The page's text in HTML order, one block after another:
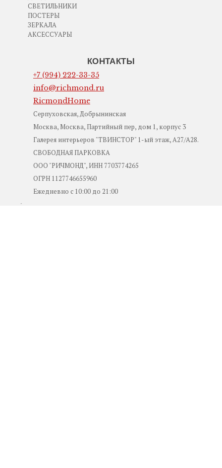
СВЕТИЛЬНИКИ
ПОСТЕРЫ
ЗЕРКАЛА
АКСЕССУАРЫ
КОНТАКТЫ
+7 (994) 222-33-35
info@richmond.ru
RicmondHome
Серпуховская, Добрынинская
Москва, Москва, Партийный пер, дом 1, корпус 3
Галерея интерьеров "ТВИНСТОР" 1-ый этаж, А27/А28.
СВОБОДНАЯ ПАРКОВКА
ООО "РИЧМОНД", ИНН 7703774265
ОГРН 1127746655960
Ежедневно с 10:00 до 21:00